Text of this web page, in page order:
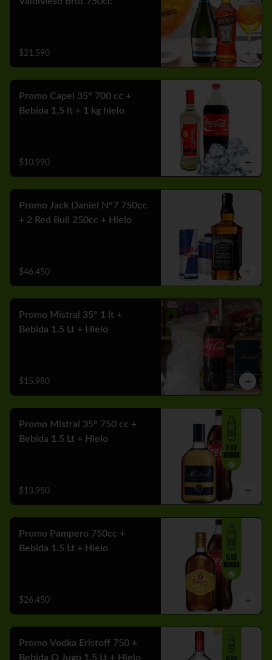
$21.590
Promo Capel 35° 700 cc +
Bebida 1,5 lt + 1 kg hielo
$10.990
Promo Jack Daniel N°7 750cc
+ 2 Red Bull 250cc + Hielo
$46.450
Promo Mistral 35° 1 lt +
Bebida 1.5 Lt + Hielo
$15.980
Promo Mistral 35° 750 cc +
Bebida 1.5 Lt + Hielo
$13.950
Promo Pampero 750cc +
Bebida 1.5 Lt + Hielo
$26.450
Promo Vodka Eristoff 750 +
Bebida O Jugo 1.5 Lt + Hielo